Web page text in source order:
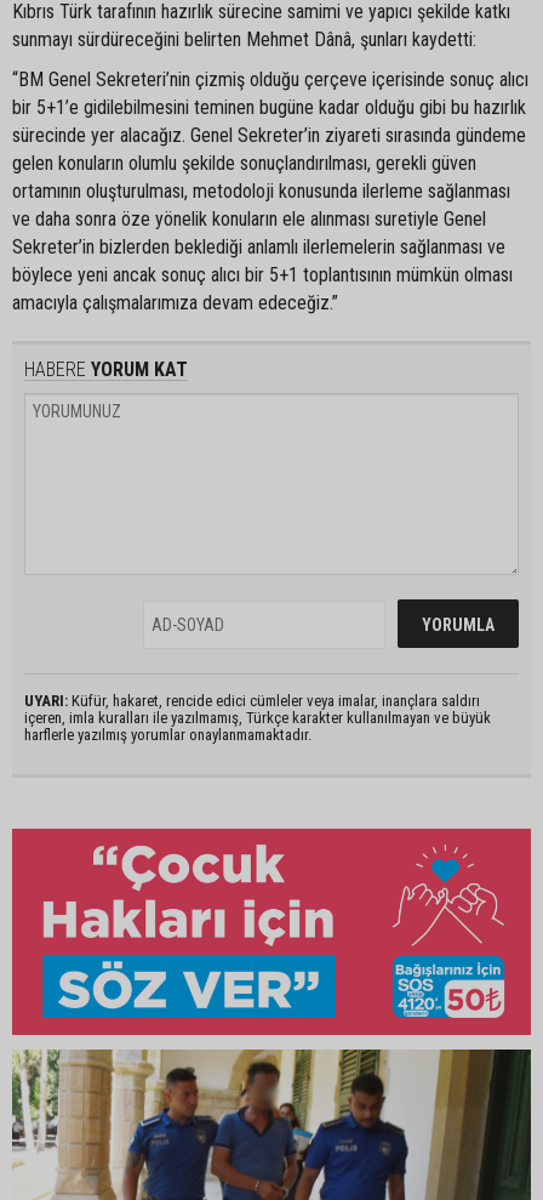
Kıbrıs Türk tarafının hazırlık sürecine samimi ve yapıcı şekilde katkı
sunmayı sürdüreceğini belirten Mehmet Dânâ, şunları kaydetti:
“BM Genel Sekreteri’nin çizmiş olduğu çerçeve içerisinde sonuç alıcı
bir 5+1’e gidilebilmesini teminen bugüne kadar olduğu gibi bu hazırlık
sürecinde yer alacağız. Genel Sekreter’in ziyareti sırasında gündeme
gelen konuların olumlu şekilde sonuçlandırılması, gerekli güven
ortamının oluşturulması, metodoloji konusunda ilerleme sağlanması
ve daha sonra öze yönelik konuların ele alınması suretiyle Genel
Sekreter’in bizlerden beklediği anlamlı ilerlemelerin sağlanması ve
böylece yeni ancak sonuç alıcı bir 5+1 toplantısının mümkün olması
amacıyla çalışmalarımıza devam edeceğiz.”
HABERE YORUM KAT
UYARI: Küfür, hakaret, rencide edici cümleler veya imalar, inançlara saldırı
içeren, imla kuralları ile yazılmamış, Türkçe karakter kullanılmayan ve büyük
harflerle yazılmış yorumlar onaylanmamaktadır.